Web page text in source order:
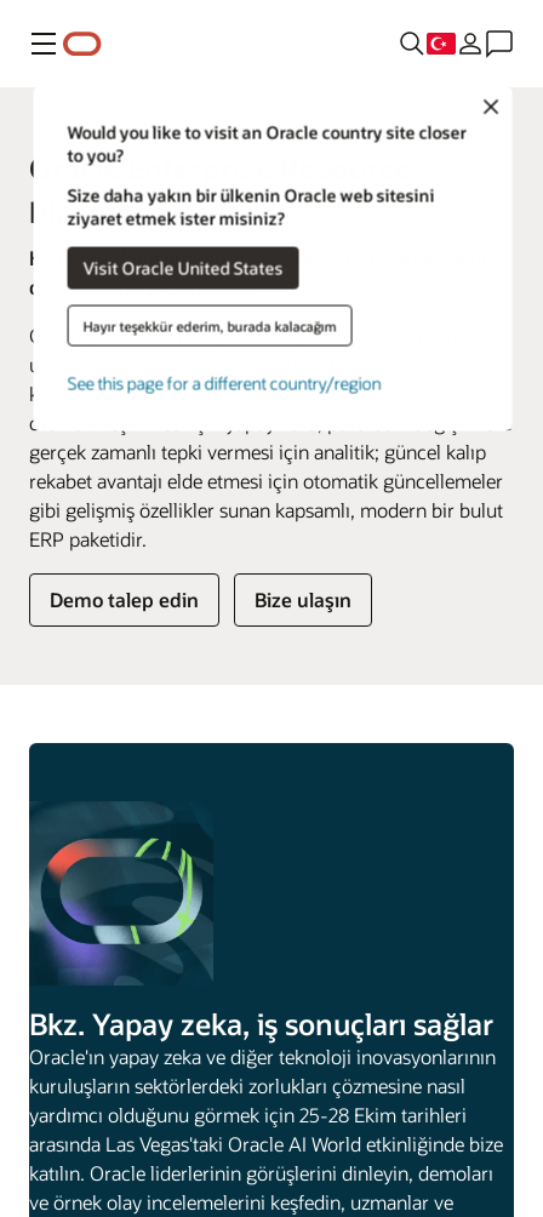
Menü
Close
Would you like to visit an Oracle country site closer
to you?
Size daha yakın bir ülkenin Oracle web sitesini
ziyaret etmek ister misiniz?
Visit Oracle United States
Hayır teşekkür ederim, burada kalacağım
See this page for a different country/region
Oracle Enterprise Resource
Planning (ERP)
Hızlanan değişim; pazara liderlik eden, yapay zeka
destekli finans gerektirir.
Geleceğin liderleri, bugünün değişimlerine en iyi ayak
uyduranlardır. Oracle Fusion Cloud ERP, ekiplerinizin
kendilerini yavaşlatan manuel süreçleri
otomatikleştirmesi için yapay zeka; pazardaki değişimlere
gerçek zamanlı tepki vermesi için analitik; güncel kalıp
rekabet avantajı elde etmesi için otomatik güncellemeler
gibi gelişmiş özellikler sunan kapsamlı, modern bir bulut
ERP paketidir.
Demo talep edin Bize ulaşın
Bkz. Yapay zeka, iş sonuçları sağlar
Oracle'ın yapay zeka ve diğer teknoloji inovasyonlarının
kuruluşların sektörlerdeki zorlukları çözmesine nasıl
yardımcı olduğunu görmek için 25-28 Ekim tarihleri
arasında Las Vegas'taki Oracle AI World etkinliğinde bize
katılın. Oracle liderlerinin görüşlerini dinleyin, demoları
ve örnek olay incelemelerini keşfedin, uzmanlar ve